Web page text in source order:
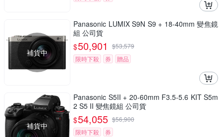
補貨中
Panasonic LUMIX S9N S9 + 18-40mm 變焦鏡
組 公司貨
$50,901 $53,579
限時下殺
券 贈品
補貨中
Panasonic S5II + 20-60mm F3.5-5.6 KIT S5m
2 S5 II 變焦鏡組 公司貨
$54,055 $56,900
限時下殺
券